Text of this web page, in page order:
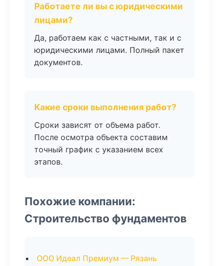
Работаете ли вы с юридическими
лицами?
Да, работаем как с частными, так и с
юридическими лицами. Полный пакет
документов.
Какие сроки выполнения работ?
Сроки зависят от объема работ.
После осмотра объекта составим
точный график с указанием всех
этапов.
Похожие компании:
Строительство фундаментов
ООО Идеал Премиум — Рязань